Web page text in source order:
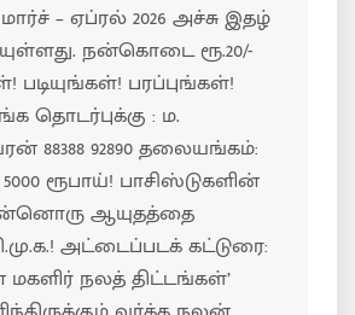
– ஏப்ரல் 2026 அச்சு இதழ்
நன்கொடை ரூ.20/-
படியுங்கள்! பரப்புங்கள்!
தொடர்புக்கு : ம.
88388 92890 தலையங்கம்:
ரூபாய்! பாசிஸ்டுகளின்
ஆயுதத்தை
அட்டைப்படக் கட்டுரை:
மகளிர் நலத் திட்டங்கள்’